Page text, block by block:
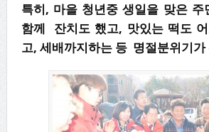
특히, 마을 청년중 생일을 맞은 주
함께 잔치도 했고, 맛있는 떡도
고, 세배까지하는 등 명절분위기가